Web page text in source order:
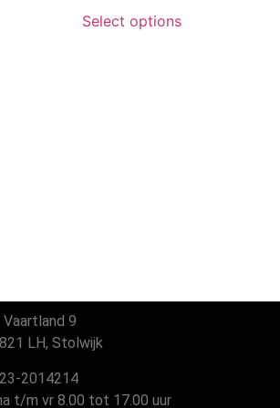
Select options
Vaartland 9
LH, Stolwijk
2014214
t/m vr 8.00 tot 17.00 uur